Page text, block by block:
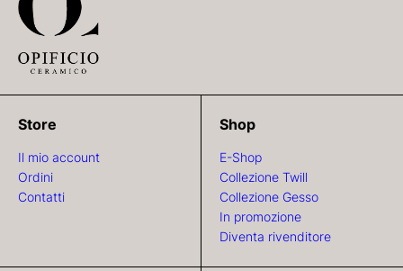
Store
Il mio account
Ordini
Contatti
Shop
E-Shop
Collezione Twill
Collezione Gesso
In promozione
Diventa rivenditore